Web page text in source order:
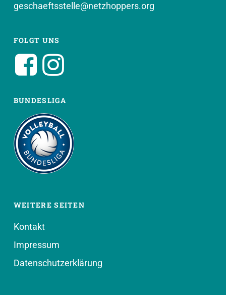
geschaeftsstelle@netzhoppers.org
FOLGT UNS
BUNDESLIGA
WEITERE SEITEN
Kontakt
Impressum
Datenschutzerklärung